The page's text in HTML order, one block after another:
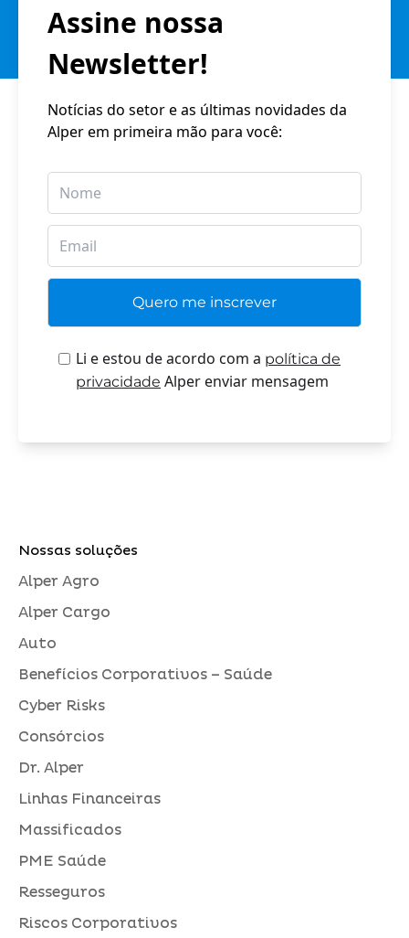
Assine nossa
Newsletter!
Notícias do setor e as últimas novidades da
Alper em primeira mão para você:
Li e estou de acordo com a política de
privacidade Alper enviar mensagem
Nossas soluções
Alper Agro
Alper Cargo
Auto
Benefícios Corporativos – Saúde
Cyber Risks
Consórcios
Dr. Alper
Linhas Financeiras
Massificados
PME Saúde
Resseguros
Riscos Corporativos